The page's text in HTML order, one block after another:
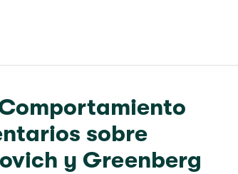
sobre
y Greenberg